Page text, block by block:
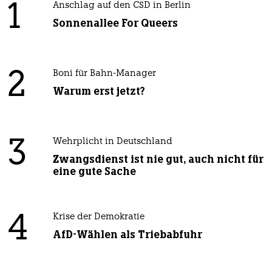
1 Anschlag auf den CSD in Berlin
Sonnenallee For Queers
2 Boni für Bahn-Manager
Warum erst jetzt?
3 Wehrplicht in Deutschland
Zwangsdienst ist nie gut, auch nicht für
eine gute Sache
4 Krise der Demokratie
AfD-Wählen als Triebabfuhr